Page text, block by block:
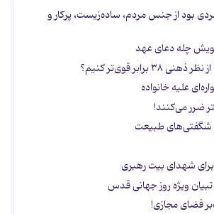
بود از جنس مردم، ساده‌زیست، پرکار و
چله دعای عهد
برابر قوی‌تر کنیم؟
ضرر می‌کنند!
شگفتی‌های طبیعت
برای شهدای بیت رهبری
ویژه روز جهانی قدس
فضای مجازی!